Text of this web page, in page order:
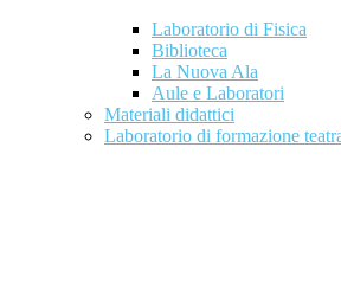
Laboratorio di Fisica
Biblioteca
La Nuova Ala
Aule e Laboratori
Materiali didattici
Laboratorio di formazione